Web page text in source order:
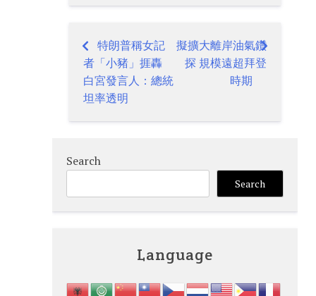
Post
navigation
特朗普稱女記
者「小豬」捱轟
白宮發言人：總統
坦率透明
擬擴大離岸油氣鑽
探 規模遠超拜登
時期
Search
Search
Language